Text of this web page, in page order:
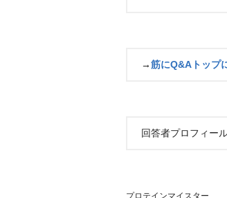
→筋にQ&Aトップ
回答者プロフィー
プロテインマイスター